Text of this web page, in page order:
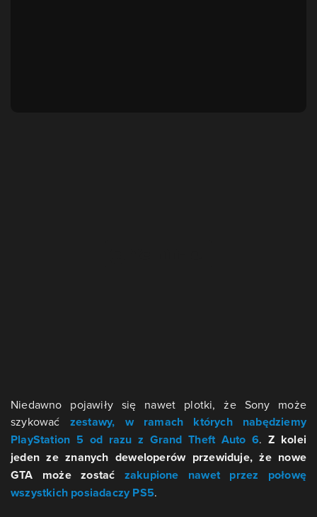
Niedawno pojawiły się nawet plotki, że Sony może
szykować zestawy, w ramach których nabędziemy
PlayStation 5 od razu z Grand Theft Auto 6.Z kolei
jeden ze znanych deweloperów przewiduje, że nowe
GTA może zostać zakupione nawet przez połowę
wszystkich posiadaczy PS5.